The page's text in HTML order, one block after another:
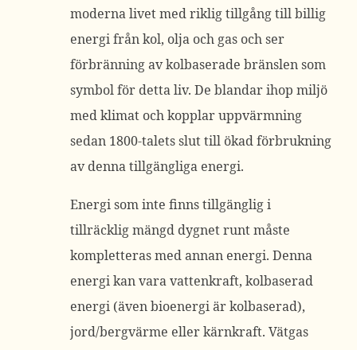
moderna livet med riklig tillgång till billig
energi från kol, olja och gas och ser
förbränning av kolbaserade bränslen som
symbol för detta liv. De blandar ihop miljö
med klimat och kopplar uppvärmning
sedan 1800-talets slut till ökad förbrukning
av denna tillgängliga energi.
Energi som inte finns tillgänglig i
tillräcklig mängd dygnet runt måste
kompletteras med annan energi. Denna
energi kan vara vattenkraft, kolbaserad
energi (även bioenergi är kolbaserad),
jord/bergvärme eller kärnkraft. Vätgas